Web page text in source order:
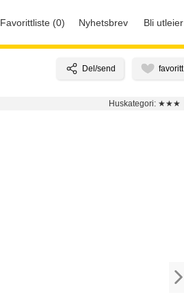
Favorittliste (0) Nyhetsbrev Bli utleier
Huskategori: ★★★